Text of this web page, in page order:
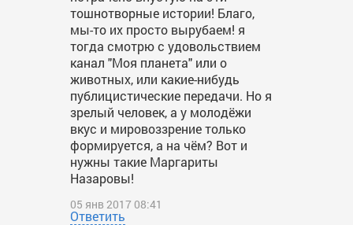
тошнотворные истории! Благо,
мы-то их просто вырубаем! я
тогда смотрю с удовольствием
канал "Моя планета" или о
животных, или какие-нибудь
публицистические передачи. Но я
зрелый человек, а у молодёжи
вкус и мировоззрение только
формируется, а на чём? Вот и
нужны такие Маргариты
Назаровы!
05 янв 2017 08:41
Ответить